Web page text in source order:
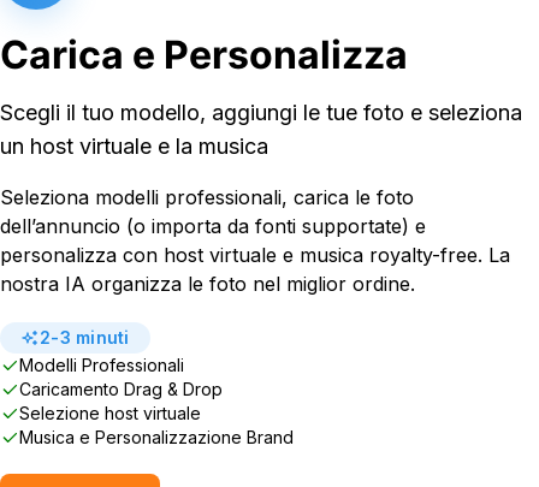
Carica e Personalizza
Scegli il tuo modello, aggiungi le tue foto e seleziona
un host virtuale e la musica
Seleziona modelli professionali, carica le foto
dell’annuncio (o importa da fonti supportate) e
personalizza con host virtuale e musica royalty-free. La
nostra IA organizza le foto nel miglior ordine.
2-3 minuti
Modelli Professionali
Caricamento Drag & Drop
Selezione host virtuale
Musica e Personalizzazione Brand